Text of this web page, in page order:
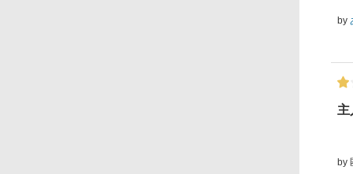
by
主
by